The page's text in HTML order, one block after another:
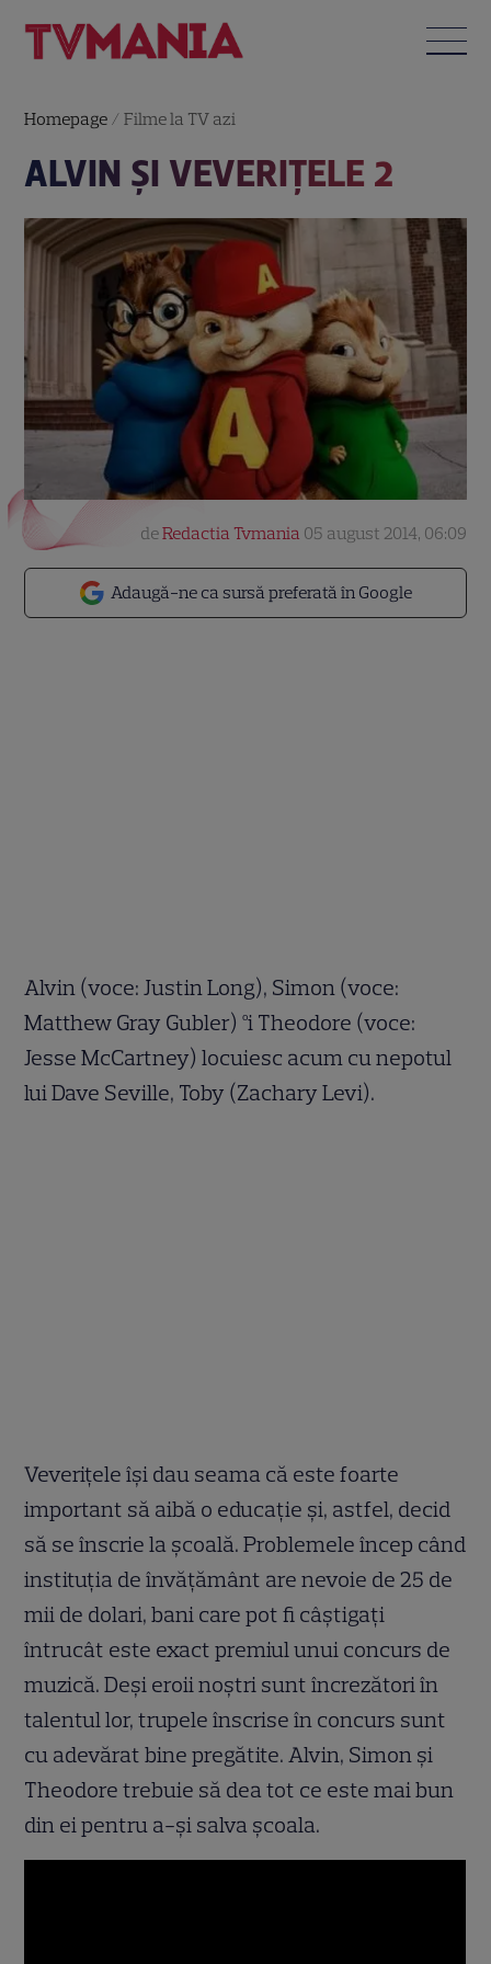
Homepage /Filme la TV azi
ALVIN ŞI VEVERIŢELE 2
Adaugă-ne ca sursă preferată în Google
deRedactia Tvmania 05 august 2014, 06:09
Alvin (voce: Justin Long), Simon (voce:
Matthew Gray Gubler) ºi Theodore (voce:
Jesse McCartney) locuiesc acum cu nepotul
lui Dave Seville, Toby (Zachary Levi).
Veveriţele îşi dau seama că este foarte
important să aibă o educaţie şi, astfel, decid
să se înscrie la şcoală. Problemele încep când
instituţia de învăţământ are nevoie de 25 de
mii de dolari, bani care pot fi câştigaţi
întrucât este exact premiul unui concurs de
muzică. Deşi eroii noştri sunt încrezători în
talentul lor, trupele înscrise în concurs sunt
cu adevărat bine pregătite. Alvin, Simon şi
Theodore trebuie să dea tot ce este mai bun
din ei pentru a-şi salva şcoala.